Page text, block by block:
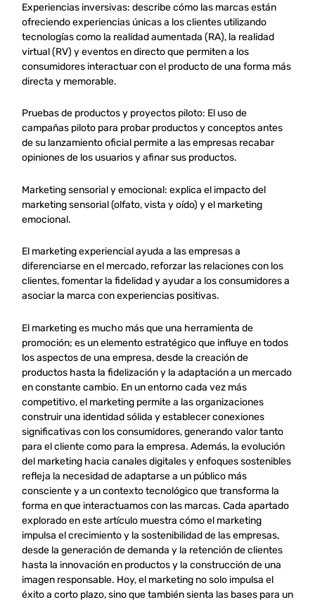
Experiencias inversivas: describe cómo las marcas están
ofreciendo experiencias únicas a los clientes utilizando
tecnologías como la realidad aumentada (RA), la realidad
virtual (RV) y eventos en directo que permiten a los
consumidores interactuar con el producto de una forma más
directa y memorable.
Pruebas de productos y proyectos piloto: El uso de
campañas piloto para probar productos y conceptos antes
de su lanzamiento oficial permite a las empresas recabar
opiniones de los usuarios y afinar sus productos.
Marketing sensorial y emocional: explica el impacto del
marketing sensorial (olfato, vista y oído) y el marketing
emocional.
El marketing experiencial ayuda a las empresas a
diferenciarse en el mercado, reforzar las relaciones con los
clientes, fomentar la fidelidad y ayudar a los consumidores a
asociar la marca con experiencias positivas.
El marketing es mucho más que una herramienta de
promoción; es un elemento estratégico que influye en todos
los aspectos de una empresa, desde la creación de
productos hasta la fidelización y la adaptación a un mercado
en constante cambio. En un entorno cada vez más
competitivo, el marketing permite a las organizaciones
construir una identidad sólida y establecer conexiones
significativas con los consumidores, generando valor tanto
para el cliente como para la empresa. Además, la evolución
del marketing hacia canales digitales y enfoques sostenibles
refleja la necesidad de adaptarse a un público más
consciente y a un contexto tecnológico que transforma la
forma en que interactuamos con las marcas. Cada apartado
explorado en este artículo muestra cómo el marketing
impulsa el crecimiento y la sostenibilidad de las empresas,
desde la generación de demanda y la retención de clientes
hasta la innovación en productos y la construcción de una
imagen responsable. Hoy, el marketing no solo impulsa el
éxito a corto plazo, sino que también sienta las bases para un